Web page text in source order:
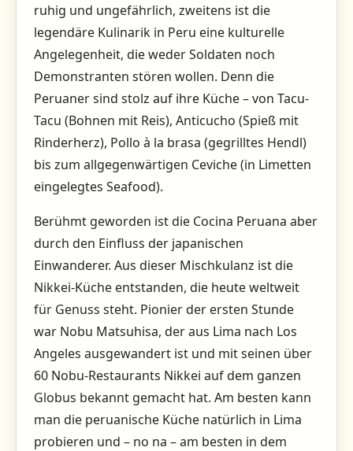
ruhig und ungefährlich, zweitens ist die
legendäre Kulinarik in Peru eine kulturelle
Angelegenheit, die weder Soldaten noch
Demonstranten stören wollen. Denn die
Peruaner sind stolz auf ihre Küche – von Tacu-
Tacu (Bohnen mit Reis), Anticucho (Spieß mit
Rinderherz), Pollo à la brasa (gegrilltes Hendl)
bis zum allgegenwärtigen Ceviche (in Limetten
eingelegtes Seafood).
Berühmt geworden ist die Cocina Peruana aber
durch den Einfluss der japanischen
Einwanderer. Aus dieser Mischkulanz ist die
Nikkei-Küche entstanden, die heute weltweit
für Genuss steht. Pionier der ersten Stunde
war Nobu Matsuhisa, der aus Lima nach Los
Angeles ausgewandert ist und mit seinen über
60 Nobu-Restaurants Nikkei auf dem ganzen
Globus bekannt gemacht hat. Am besten kann
man die peruanische Küche natürlich in Lima
probieren und – no na – am besten in dem